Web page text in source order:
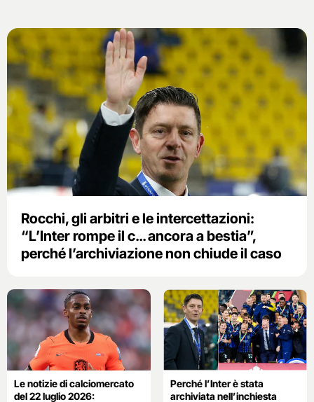
Rocchi, gli arbitri e le intercettazioni:
“L’Inter rompe il c… ancora a bestia”,
perché l’archiviazione non chiude il caso
Le notizie di calciomercato
del 22 luglio 2026:
Perché l’Inter è stata
archiviata nell’inchiesta